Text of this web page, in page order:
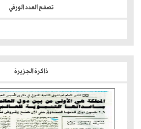
تصفح العدد الورقي
ذاكرة الجزيرة